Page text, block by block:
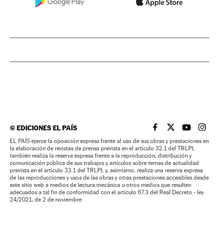
©EDICIONES EL PAÍS EL PAÍS BRASIL EN
EL PAÍSEL PAÍS
EL
EL PAÍS ejerce la oposición expresa frente al uso de sus obras y prestaciones en
la elaboración de revistas de prensa prevista en el artículo 32.1 del TRLPI;
también realiza la reserva expresa frente a la reproducción, distribución y
comunicación pública de sus trabajos y artículos sobre temas de actualidad
prevista en el artículo 33.1 del TRLPI; y, asimismo, realiza una reserva expresa
de las reproducciones y usos de las obras y otras prestaciones accesibles desde
este sitio web a medios de lectura mecánica u otros medios que resulten
adecuados a tal fin de conformidad con el artículo 67.3 del Real Decreto - ley
24/2021, de 2 de noviembre